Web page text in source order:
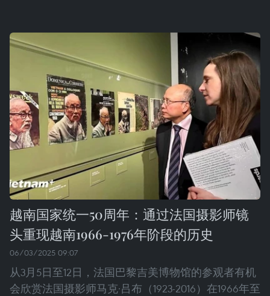
越南国家统一50周年：通过法国摄影师镜
头重现越南1966-1976年阶段的历史
06/03/2025 09:07
从3月5日至12日，法国巴黎吉美博物馆的参观者有机
会欣赏法国摄影师马克·吕布（1923-2016）在1966年至